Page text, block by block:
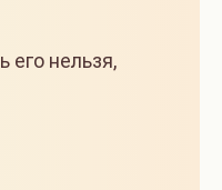
его нельзя,